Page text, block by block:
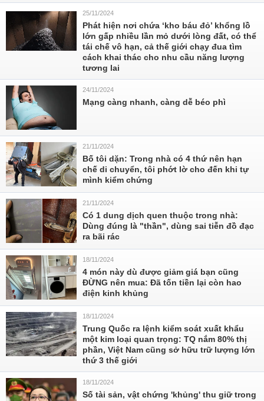
25/11/2024
Phát hiện nơi chứa ‘kho báu đỏ’ khổng lồ
lớn gấp nhiều lần mỏ dưới lòng đất, có thể
tái chế vô hạn, cả thế giới chạy đua tìm
cách khai thác cho nhu cầu năng lượng
tương lai
24/11/2024
Mạng càng nhanh, càng dễ béo phì
21/11/2024
Bố tôi dặn: Trong nhà có 4 thứ nên hạn
chế di chuyển, tôi phớt lờ cho đến khi tự
mình kiểm chứng
21/11/2024
Có 1 dung dịch quen thuộc trong nhà:
Dùng đúng là "thần", dùng sai tiễn đồ đạc
ra bãi rác
18/11/2024
4 món này dù được giảm giá bạn cũng
ĐỪNG nên mua: Đã tốn tiền lại còn hao
điện kinh khủng
18/11/2024
Trung Quốc ra lệnh kiểm soát xuất khẩu
một kim loại quan trọng: TQ nắm 80% thị
phần, Việt Nam cũng sở hữu trữ lượng lớn
thứ 3 thế giới
18/11/2024
Số tài sản, vật chứng 'khủng' thu giữ trong